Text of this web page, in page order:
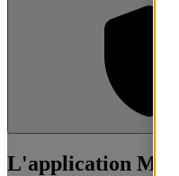
L'application Mon